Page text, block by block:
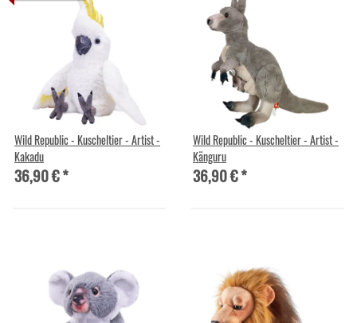
Wild Republic - Kuscheltier - Artist -
Kakadu
36,90 €*
Wild Republic - Kuscheltier - Artist -
Känguru
36,90 €*